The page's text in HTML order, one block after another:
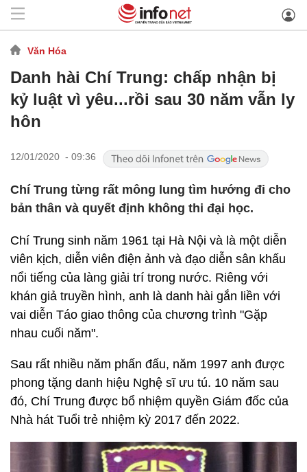
Văn Hóa
Danh hài Chí Trung: chấp nhận bị
kỷ luật vì yêu...rồi sau 30 năm vẫn ly
hôn
12/01/2020 - 09:36
Chí Trung từng rất mông lung tìm hướng đi cho
bản thân và quyết định không thi đại học.
Chí Trung sinh năm 1961 tại Hà Nội và là một diễn
viên kịch, diễn viên điện ảnh và đạo diễn sân khấu
nổi tiếng của làng giải trí trong nước. Riêng với
khán giả truyền hình, anh là danh hài gắn liền với
vai diễn Táo giao thông của chương trình "Gặp
nhau cuối năm".
Sau rất nhiều năm phấn đấu, năm 1997 anh được
phong tặng danh hiệu Nghệ sĩ ưu tú. 10 năm sau
đó, Chí Trung được bổ nhiệm quyền Giám đốc của
Nhà hát Tuổi trẻ nhiệm kỳ 2017 đến 2022.